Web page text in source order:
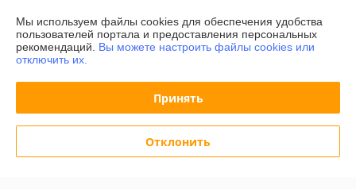
О нас
Контакты
График работы
Мы используем файлы cookies для обеспечения удобства
пользователей портала и предоставления персональных
рекомендаций. Вы можете настроить файлы cookies или
отключить их.
Принять
Отклонить